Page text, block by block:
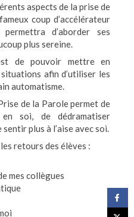
aspects de la prise de
coup d’accélérateur
d’aborder ses
plus sereine.
de pouvoir mettre en
afin d’utiliser les
automatisme.
de la Parole permet de
soi, de dédramatiser
plus à l’aise avec soi.
retours des élèves :
mes collègues